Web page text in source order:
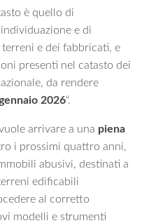
è quello di
e di
e dei fabbricati, e
presenti nel catasto dei
da rendere
2026“.
arrivare a una piena
i prossimi quattro anni,
abusivi, destinati a
edificabili
al corretto
modelli e strumenti